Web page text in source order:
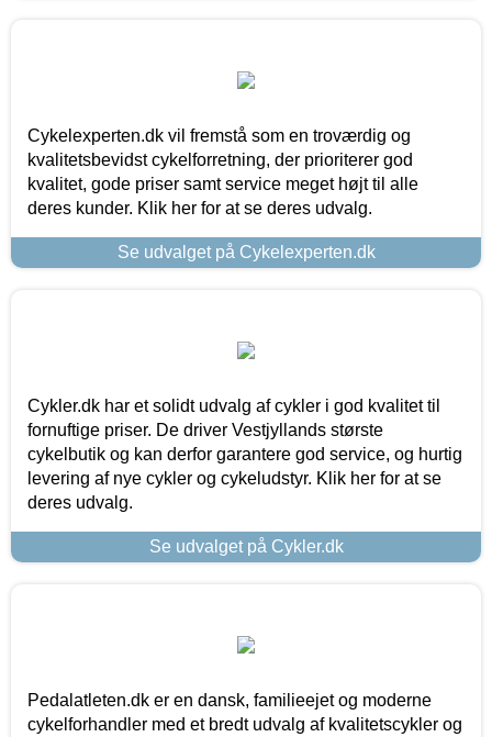
Cykelexperten.dk vil fremstå som en troværdig og
kvalitetsbevidst cykelforretning, der prioriterer god
kvalitet, gode priser samt service meget højt til alle
deres kunder. Klik her for at se deres udvalg.
Se udvalget på Cykelexperten.dk
Cykler.dk har et solidt udvalg af cykler i god kvalitet til
fornuftige priser. De driver Vestjyllands største
cykelbutik og kan derfor garantere god service, og hurtig
levering af nye cykler og cykeludstyr. Klik her for at se
deres udvalg.
Se udvalget på Cykler.dk
Pedalatleten.dk er en dansk, familieejet og moderne
cykelforhandler med et bredt udvalg af kvalitetscykler og